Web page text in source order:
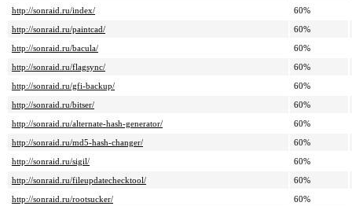
http://sonraid.ru/index/
60%
http://sonraid.ru/paintcad/
60%
http://sonraid.ru/bacula/
60%
http://sonraid.ru/flagsync/
60%
http://sonraid.ru/gfi-backup/
60%
http://sonraid.ru/bitser/
60%
http://sonraid.ru/alternate-hash-generator/
60%
http://sonraid.ru/md5-hash-changer/
60%
http://sonraid.ru/sigil/
60%
http://sonraid.ru/fileupdatechecktool/
60%
http://sonraid.ru/rootsucker/
60%